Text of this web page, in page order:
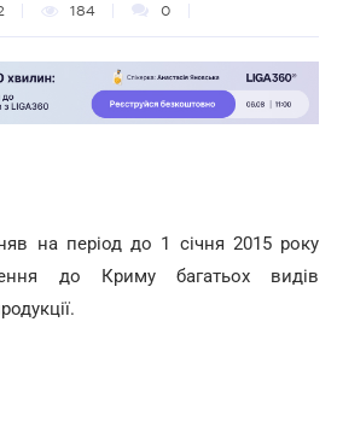
184 0
на період до 1 січня 2015 року
до Криму багатьох видів